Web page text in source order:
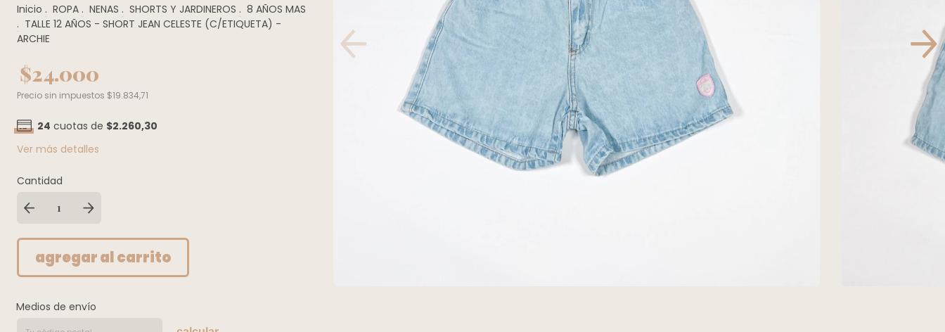
Inicio . ROPA . NENAS . SHORTS Y JARDINEROS . 8 AÑOS MAS
. TALLE 12 AÑOS - SHORT JEAN CELESTE (C/ETIQUETA) -
ARCHIE
$24.000
Precio sin impuestos $19.834,71
24 cuotas de $2.260,30
Ver más detalles
Cantidad
Medios de envío